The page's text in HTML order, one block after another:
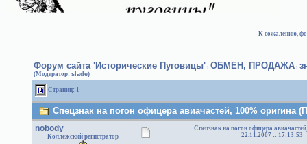
К сожалению,
Форум сайта 'Исторические Пуговицы' › ОБМЕН, ПРОДАЖА ›
(Модератор: slade)
Страниц: 1
Спецзнак на погон офицера авиачастей, 100% оригина
nobody
Коллежский регистратор
Спецзнак на погон офицера
22.11.2007 :: 17:13:53